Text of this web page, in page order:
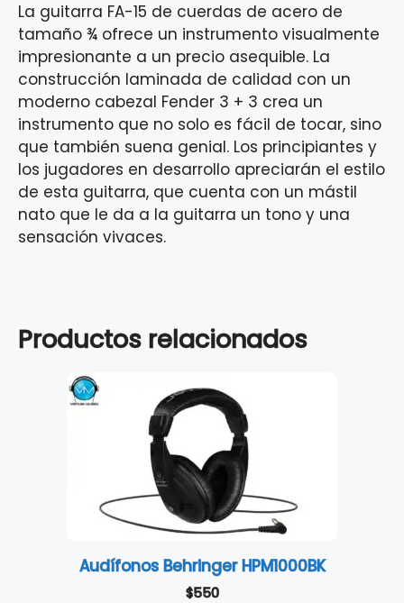
La guitarra FA-15 de cuerdas de acero de
tamaño ¾ ofrece un instrumento visualmente
impresionante a un precio asequible. La
construcción laminada de calidad con un
moderno cabezal Fender 3 + 3 crea un
instrumento que no solo es fácil de tocar, sino
que también suena genial. Los principiantes y
los jugadores en desarrollo apreciarán el estilo
de esta guitarra, que cuenta con un mástil
nato que le da a la guitarra un tono y una
sensación vivaces.
Productos relacionados
Audífonos Behringer HPM1000BK
$550